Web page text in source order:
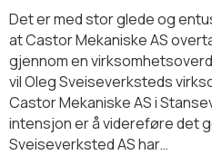
Det er med stor glede og
at Castor Mekaniske AS
gjennom en
vil Oleg Sveiseverksteds
Castor Mekaniske AS i
intensjon er å videreføre det
Sveiseverksted AS har…